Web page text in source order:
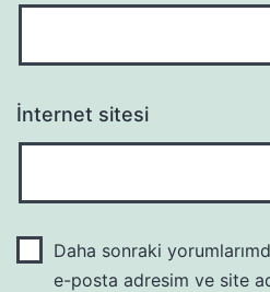
İnternet sitesi
Daha sonraki
e-posta adresim ve site